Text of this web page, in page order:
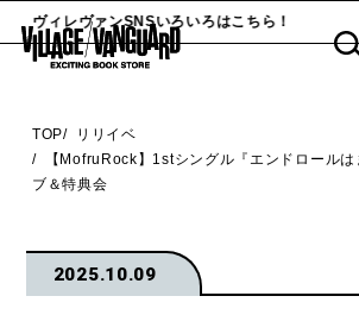
ヴィレヴァンSNSいろいろはこちら！
TOP
リリイベ
【MofruRock】1stシングル『エンドロール
ブ＆特典会
2025.10.09